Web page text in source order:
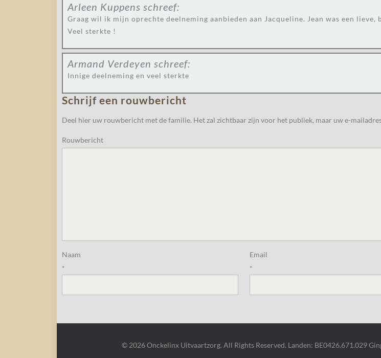
Arleen Kuppens schreef:
Graag wil ik mijn oprechte deelneming aanbieden aan Jacqueline. Jean was een lieve,
Veel sterkte !
Armand Verdeyen schreef:
Innige deelneming en veel sterkte
Schrijf een rouwbericht
Deel hier uw rouwbericht met de familie. Het zal zichtbaar zijn voor het publiek, maar uw e-
Rouwbericht
Naam
*
Email
*
© 2026 Onckelinx Uitvaartzorg. All Rights Reserved. Landen: BE0426.671.029